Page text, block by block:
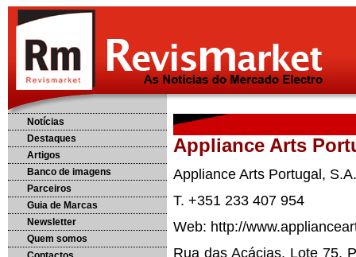
Notícias
Destaques
Artigos
Banco de imagens
Parceiros
Guia de Marcas
Newsletter
Quem somos
Appliance Arts
Appliance Arts Portugal, S.A.
T. +351 233 407 954
Web: http://
Rua das Acácias, Lote 75,